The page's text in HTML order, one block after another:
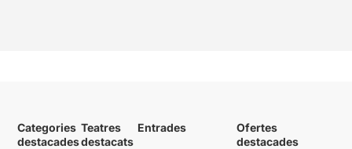
Categories
destacades
Teatres
destacats
Entrades
Ofertes
destacades